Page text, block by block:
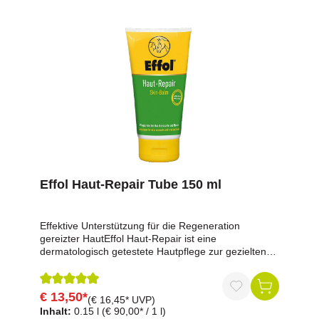
einmassiert.Enthält: Urea und Birkenextrakt
Effol Haut-Repair Tube 150 ml
Effektive Unterstützung für die Regeneration
gereizter HautEffol Haut-Repair ist eine
dermatologisch getestete Hautpflege zur gezielten
gereizten Hautstellen. Die spezielle Formel bildet
einen schützenden Film, der die Haut vor Bakterien,
Viren und Parasiten schützt und gleichzeitig die
natürliche Wundheilung unterstützt.Vorteile auf einen
Durchschnittliche Bewertung von 5 von 5 Sternen
Inhalt: 0.15 l (€ 90,00* / 1 l)
€ 13,50*(€ 16,45* UVP)